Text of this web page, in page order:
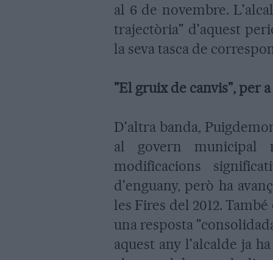
al 6 de novembre.
trajectòria" d'aquest
la seva tasca de
"El gruix de canvis", per
D'altra banda,
al govern
modificacions
d'enguany, però ha
les Fires del 2012.
una resposta
aquest any l'alcalde ja